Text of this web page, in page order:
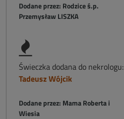
Dodane przez: Rodzice ś.p.
Przemysław LISZKA
Świeczka dodana do nekrologu:
Tadeusz Wójcik
Dodane przez: Mama Roberta i
Wiesia